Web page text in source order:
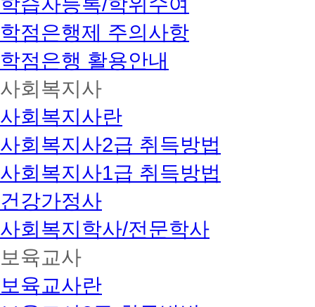
학점은행제 주의사항
학점은행 활용안내
사회복지사
사회복지사란
사회복지사2급 취득방법
사회복지사1급 취득방법
건강가정사
사회복지학사/전문학사
보육교사
보육교사란